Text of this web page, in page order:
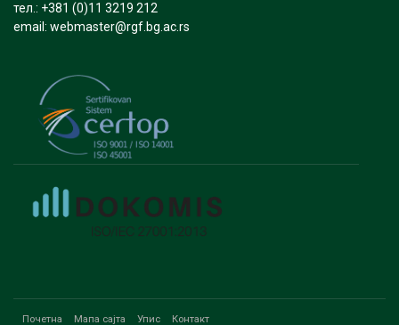
тел.: +381 (0)11 3219 212
email: webmaster@rgf.bg.ac.rs
Почетна Мапа сајта Упис Контакт